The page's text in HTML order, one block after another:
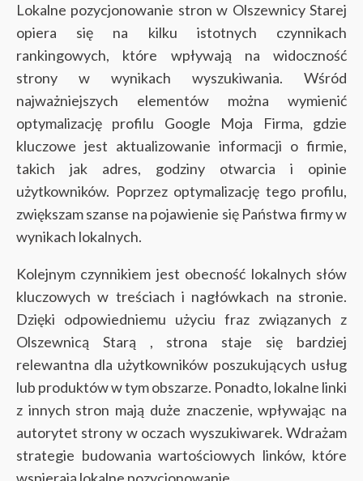
Lokalne pozycjonowanie stron w Olszewnicy Starej
opiera się na kilku istotnych czynnikach
rankingowych, które wpływają na widoczność
strony w wynikach wyszukiwania. Wśród
najważniejszych elementów można wymienić
optymalizację profilu Google Moja Firma, gdzie
kluczowe jest aktualizowanie informacji o firmie,
takich jak adres, godziny otwarcia i opinie
użytkowników. Poprzez optymalizację tego profilu,
zwiększam szanse na pojawienie się Państwa firmy w
wynikach lokalnych.
Kolejnym czynnikiem jest obecność lokalnych słów
kluczowych w treściach i nagłówkach na stronie.
Dzięki odpowiedniemu użyciu fraz związanych z
Olszewnicą Starą , strona staje się bardziej
relewantna dla użytkowników poszukujących usług
lub produktów w tym obszarze. Ponadto, lokalne linki
z innych stron mają duże znaczenie, wpływając na
autorytet strony w oczach wyszukiwarek. Wdrażam
strategie budowania wartościowych linków, które